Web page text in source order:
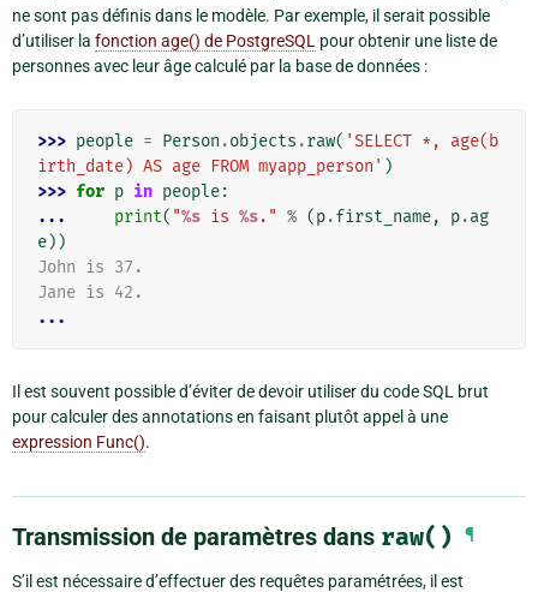
ne sont pas définis dans le modèle. Par exemple, il serait possible
d’utiliser la fonction age() de PostgreSQL pour obtenir une liste de
personnes avec leur âge calculé par la base de données :
>>> people = Person .objects .raw( 'SELECT *, age(b
irth_date) AS age FROM myapp_person' )
>>> for p in people:
...
print( "%s is %s." % (p.first_name, p.ag
e))
John is 37.
Jane is 42.
...
Il est souvent possible d’éviter de devoir utiliser du code SQL brut
pour calculer des annotations en faisant plutôt appel à une
expression Func().
Transmission de paramètres dans raw() ¶
S’il est nécessaire d’effectuer des requêtes paramétrées, il est